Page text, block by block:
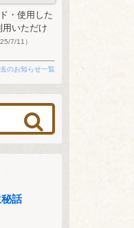
・使用した
いただけ
7/11）
のお知らせ一覧
話